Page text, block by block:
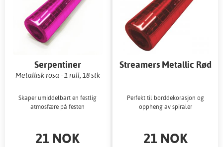
Serpentiner
Metallisk rosa - 1 rull, 18 stk
Skaper umiddelbart en festlig
atmosfære på festen
21 NOK
Streamers Metallic Rød
Perfekt til borddekorasjon og
oppheng av spiraler
21 NOK